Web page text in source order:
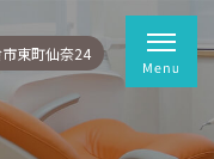
東町仙奈24